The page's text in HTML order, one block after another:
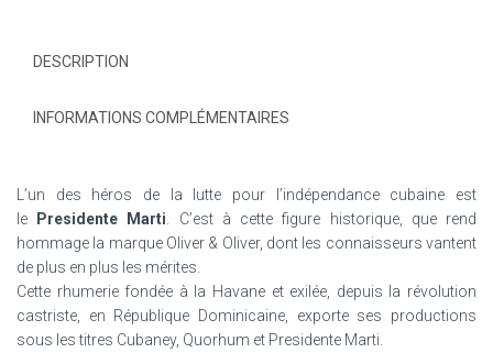
Dominicaine
DESCRIPTION
INFORMATIONS COMPLÉMENTAIRES
L’un des héros de la lutte pour l’indépendance cubaine est
le
Presidente Marti . C’est à cette figure historique, que rend
hommage la marque Oliver & Oliver, dont les connaisseurs vantent
de plus en plus les mérites.
Cette rhumerie fondée à la Havane et exilée, depuis la révolution
castriste, en République Dominicaine, exporte ses productions
sous les titres Cubaney, Quorhum et Presidente Marti.